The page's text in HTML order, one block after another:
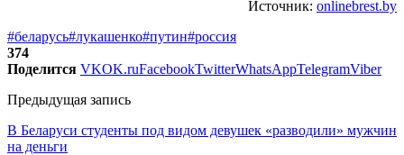
Источник: onlinebrest.by
#беларусь#лукашенко#путин#россия
374
Поделится VKOK.ruFacebookTwitterWhatsAppTelegramViber
Предыдущая запись
В Беларуси студенты под видом девушек «разводили» мужчин
на деньги